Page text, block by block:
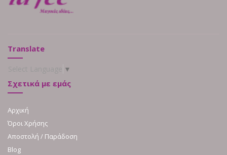
Translate
▼
Σχετικά με εμάς
Αρχική
Όροι Χρήσης
Αποστολή / Παράδοση
Blog